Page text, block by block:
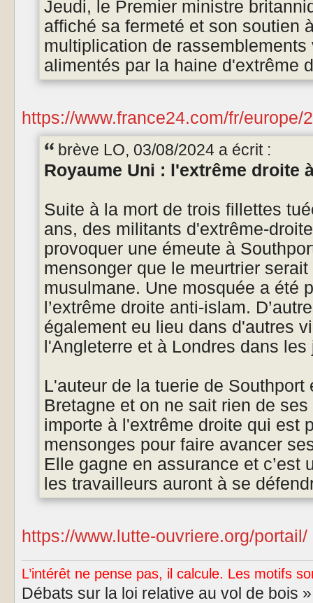
Jeudi, le Premier ministre
affiché sa fermeté et son soutien
multiplication de
alimentés par la haine d'extrême
https://www.france24.com/fr/europe/
brève LO, 03/08/2024 a écrit :
Royaume Uni : l'extrême droite
Suite à la mort de trois fillettes
ans, des militants d'extrême-
provoquer une émeute à
mensonger que le meurtrier
musulmane. Une mosquée a été
l’extrême droite anti-islam.
également eu lieu dans d'autres
l'Angleterre et à Londres dans
L'auteur de la tuerie de Southport
Bretagne et on ne sait rien de
importe à l'extrême droite qui est
mensonges pour faire avancer
Elle gagne en assurance et c’est
les travailleurs auront à se
https://www.lutte-ouvriere.org/
L’intérêt ne pense pas, il calcule. Les motifs
Débats sur la loi relative au vol de bois